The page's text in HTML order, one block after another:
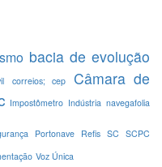
bacia de evolução
correios; cep
Câmara de
Impostômetro Indústria navegafolia
Portonave Refis SC SCPC
Voz Única